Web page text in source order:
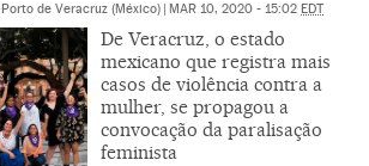
Porto de Veracruz (México) MAR 10, 2020 - 15:02 EDT
De Veracruz, o estado
mexicano que registra mais
casos de violência contra a
mulher, se propagou a
convocação da paralisação
feminista